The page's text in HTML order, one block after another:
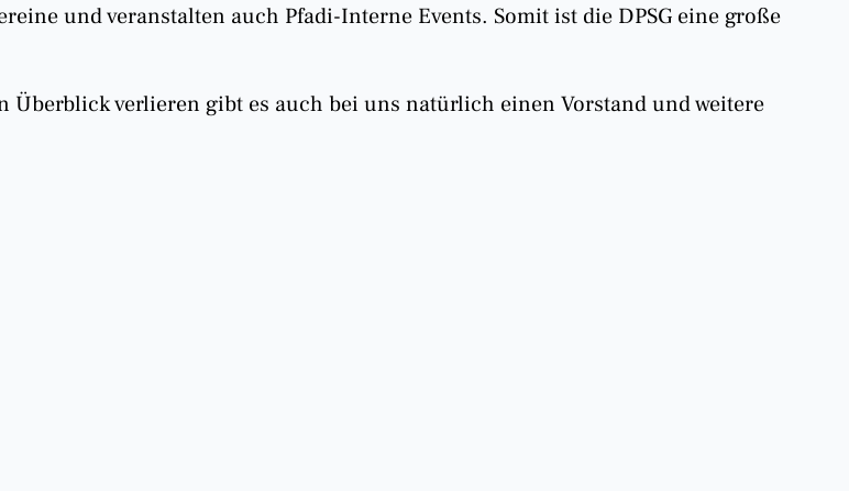
und veranstalten auch Pfadi-Interne Events. Somit ist die DPSG eine große
verlieren gibt es auch bei uns natürlich einen Vorstand und weitere